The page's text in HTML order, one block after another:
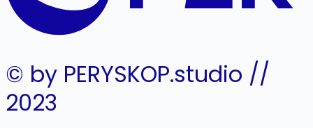
© by PERYSKOP.studio //
2023